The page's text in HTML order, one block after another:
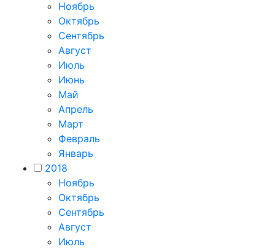
Ноябрь
Октябрь
Сентябрь
Август
Июль
Июнь
Май
Апрель
Март
Февраль
Январь
2018
Ноябрь
Октябрь
Сентябрь
Август
Июль